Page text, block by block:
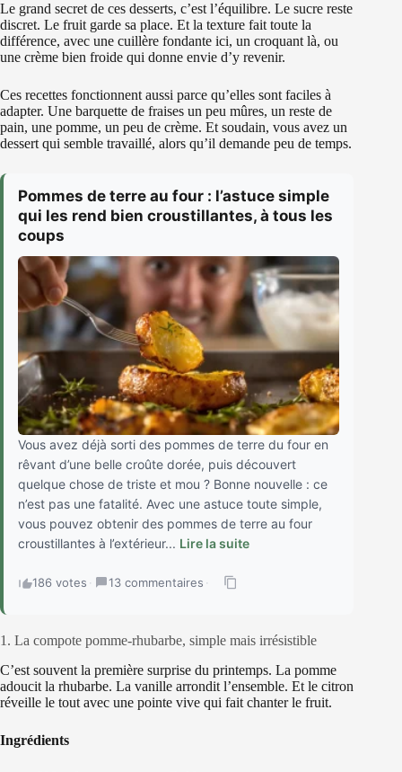
Le grand secret de ces desserts, c’est l’équilibre. Le sucre reste
discret. Le fruit garde sa place. Et la texture fait toute la
différence, avec une cuillère fondante ici, un croquant là, ou
une crème bien froide qui donne envie d’y revenir.
Ces recettes fonctionnent aussi parce qu’elles sont faciles à
adapter. Une barquette de fraises un peu mûres, un reste de
pain, une pomme, un peu de crème. Et soudain, vous avez un
dessert qui semble travaillé, alors qu’il demande peu de temps.
Pommes de terre au four : l’astuce simple
qui les rend bien croustillantes, à tous les
coups
Vous avez déjà sorti des pommes de terre du four en
rêvant d’une belle croûte dorée, puis découvert
quelque chose de triste et mou ? Bonne nouvelle : ce
n’est pas une fatalité. Avec une astuce toute simple,
vous pouvez obtenir des pommes de terre au four
croustillantes à l’extérieur... Lire la suite
186 votes · 13 commentaires ·
1. La compote pomme-rhubarbe, simple mais irrésistible
C’est souvent la première surprise du printemps. La pomme
adoucit la rhubarbe. La vanille arrondit l’ensemble. Et le citron
réveille le tout avec une pointe vive qui fait chanter le fruit.
Ingrédients